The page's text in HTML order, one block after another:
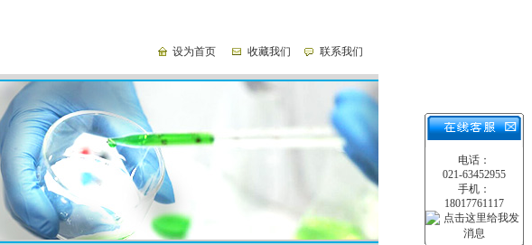
设为首页 收藏我们 联系我们
电话：
021-63452955
手机：
18017761117